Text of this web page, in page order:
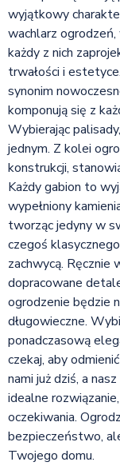
wyjątkowy
wachlarz
każdy z nich
trwałości i
synonim
komponują się z
Wybierając
jednym. Z kolei
konstrukcji,
Każdy gabion to
wypełniony
tworząc jedyny w
czegoś
zachwycą. Ręcznie
dopracowane
ogrodzenie będzie
długowieczne.
ponadczasową
czekaj, aby
nami już dziś, a
idealne
oczekiwania.
bezpieczeństwo,
Twojego domu.